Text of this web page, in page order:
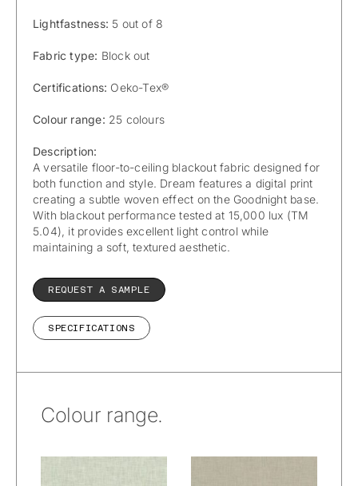
Lightfastness: 5 out of 8
Fabric type: Block out
Certifications: Oeko-Tex®
Colour range: 25 colours
Description:
A versatile floor-to-ceiling blackout fabric designed for
both function and style. Dream features a digital print
creating a subtle woven effect on the Goodnight base.
With blackout performance tested at 15,000 lux (TM
5.04), it provides excellent light control while
maintaining a soft, textured aesthetic.
REQUEST A SAMPLE
SPECIFICATIONS
Colour range.